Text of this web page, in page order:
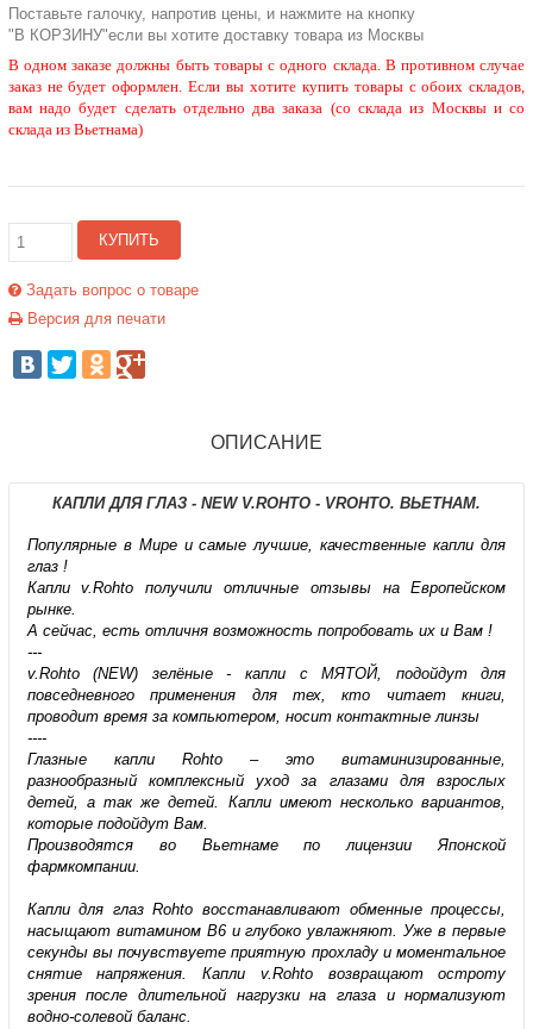
Поставьте галочку, напротив цены, и нажмите на кнопку
"В КОРЗИНУ"если вы хотите доставку товара из Москвы
В одном заказе должны быть товары с одного склада. В противном случае
заказ не будет оформлен. Если вы хотите купить товары с обоих складов,
вам надо будет сделать отдельно два заказа (со склада из Москвы и со
склада из Вьетнама)
КУПИТЬ
Задать вопрос о товаре
Версия для печати
ОПИСАНИЕ
КАПЛИ ДЛЯ ГЛАЗ - NEW V.ROHTO - VROHTO. ВЬЕТНАМ.
Популярные в Мире и самые лучшие, качественные капли для
глаз !
Капли v.Rohto получили отличные отзывы на Европейском
рынке.
А сейчас, есть отличня возможность попробовать их и Вам !
---
v.Rohto (NEW) зелёные - капли с МЯТОЙ, подойдут для
повседневного применения для тех, кто читает книги,
проводит время за компьютером, носит контактные линзы
----
Глазные капли Rohto – это витаминизированные,
разнообразный комплексный уход за глазами для взрослых
детей, а так же детей. Капли имеют несколько вариантов,
которые подойдут Вам.
Производятся во Вьетнаме по лицензии Японской
фармкомпании.
Капли для глаз Rohto восстанавливают обменные процессы,
насыщают витамином В6 и глубоко увлажняют. Уже в первые
секунды вы почувствуете приятную прохладу и моментальное
снятие напряжения. Капли v.Rohto возвращают остроту
зрения после длительной нагрузки на глаза и нормализуют
водно-солевой баланс.